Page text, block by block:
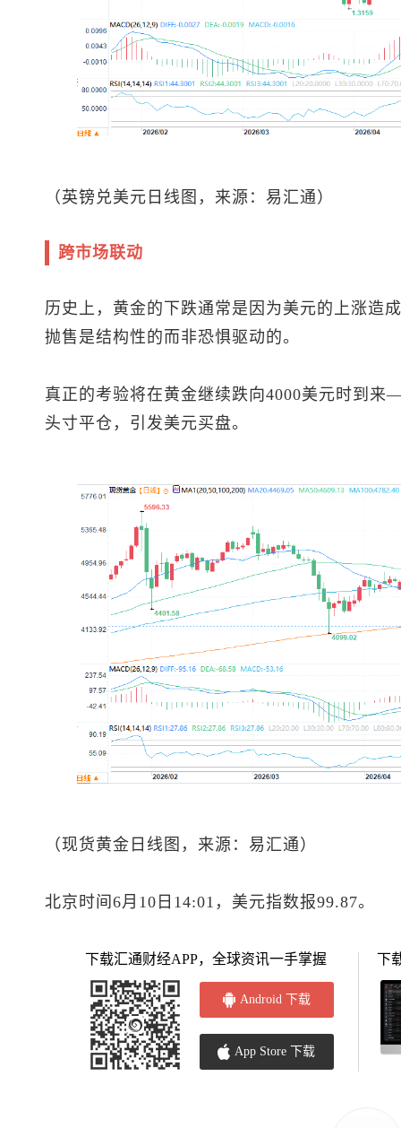
（ 英镑兑美元 日线图，来源：易汇通）
跨市场联动
历史上，黄金的下跌通常是因为美元的上涨造
抛售是结构性的而非恐惧驱动的。
真正的考验将在黄金继续跌向4000美元时到
头寸平仓，引发美元买盘。
（现货黄金 日线图，来源：易汇通）
北京时间6月10日14:01， 美元指数报99.87。
下载汇通财经APP，全球资讯一手掌握
Android 下载
App Store 下载
下